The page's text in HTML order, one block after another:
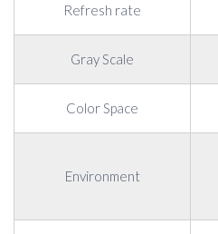
Refresh rate
Gray Scale
Color Space
Environment